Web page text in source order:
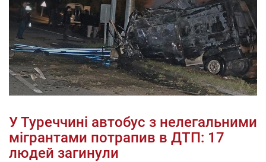
У Туреччині автобус з нелегальними
мігрантами потрапив в ДТП: 17
людей загинули